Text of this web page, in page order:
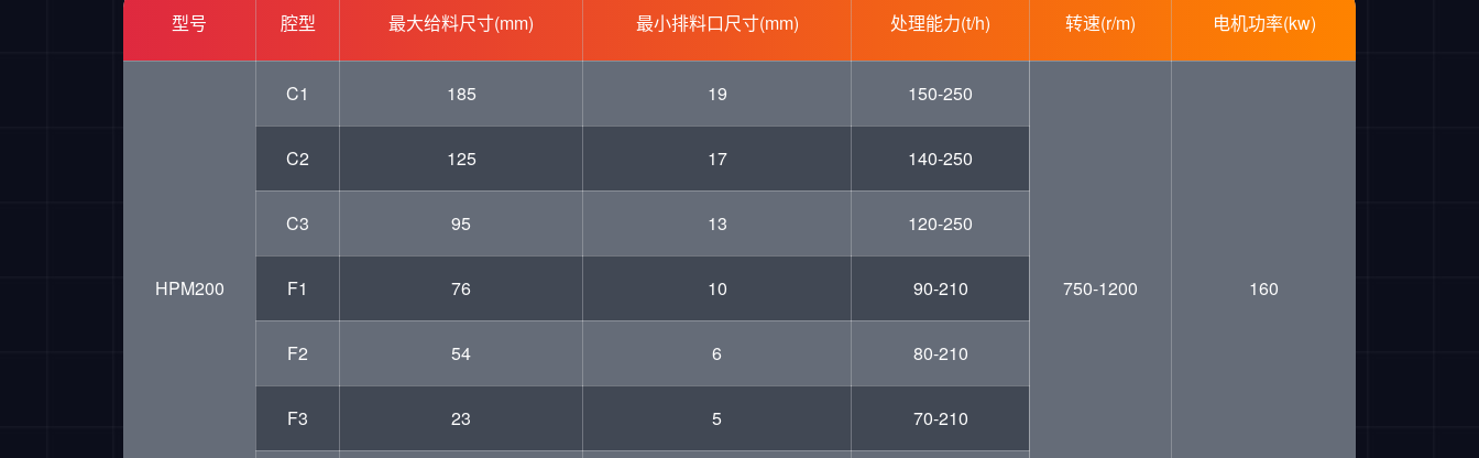
型号 腔型 最大给料尺寸(mm) 最小排料口尺寸(mm) 处理能力(t/h) 转速(r/m) 电机功率(kw)
HPM200
C1 185 19 150-250
750-1200 160
C2 125 17 140-250
C3 95 13 120-250
F1 76 10 90-210
F2 54 6 80-210
F3 23 5 70-210